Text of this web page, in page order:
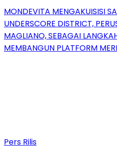
MONDEVITA MENGAKUISISI
UNDERSCORE DISTRICT,
MAGLIANO, SEBAGAI
MEMBANGUN PLATFORM
Pers Rilis